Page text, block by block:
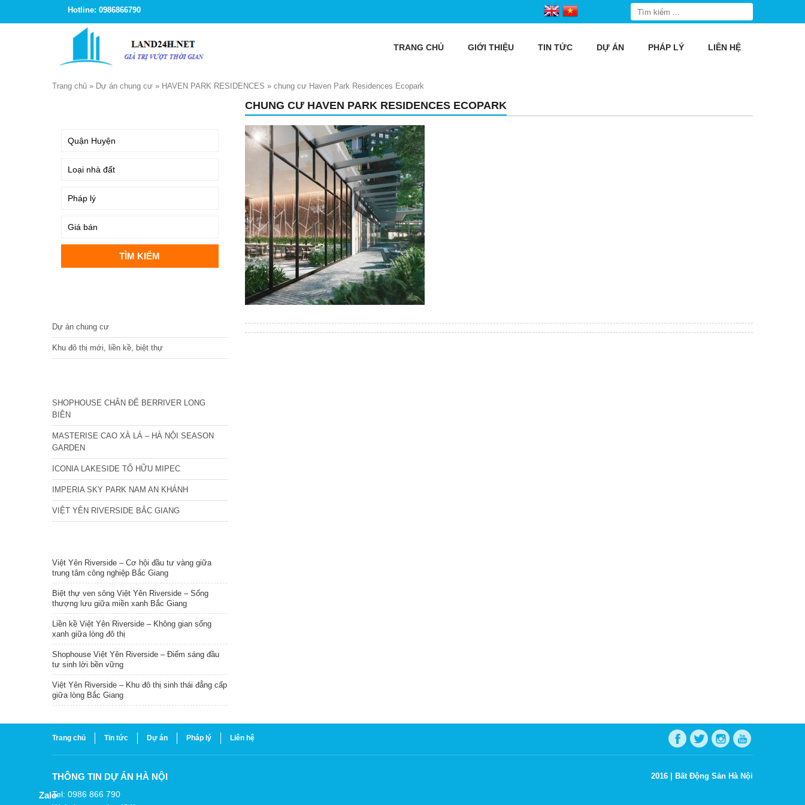
Hotline: 0986866790
TRANG CHỦ GIỚI THIỆU TIN TỨC DỰ ÁN PHÁP LÝ LIÊN HỆ
Trang chủ » Dự án chung cư » HAVEN PARK RESIDENCES » chung cư Haven Park Residences Ecopark
CHUNG CƯ HAVEN PARK RESIDENCES ECOPARK
Dự án chung cư
Khu đô thị mới, liền kề, biệt thự
SHOPHOUSE CHÂN ĐẾ BERRIVER LONG
BIÊN
MASTERISE CAO XÀ LÁ – HÀ NỘI SEASON
GARDEN
ICONIA LAKESIDE TỐ HỮU MIPEC
IMPERIA SKY PARK NAM AN KHÁNH
VIỆT YÊN RIVERSIDE BẮC GIANG
Việt Yên Riverside – Cơ hội đầu tư vàng giữa
trung tâm công nghiệp Bắc Giang
Biệt thự ven sông Việt Yên Riverside – Sống
thượng lưu giữa miền xanh Bắc Giang
Liền kề Việt Yên Riverside – Không gian sống
xanh giữa lòng đô thị
Shophouse Việt Yên Riverside – Điểm sáng đầu
tư sinh lời bền vững
Việt Yên Riverside – Khu đô thị sinh thái đẳng cấp
giữa lòng Bắc Giang
Trang chủ Tin tức Dự án Pháp lý Liên hệ
THÔNG TIN DỰ ÁN HÀ NỘI
Tel: 0986 866 790
2016 | Bất Động Sản Hà Nội
Zalo